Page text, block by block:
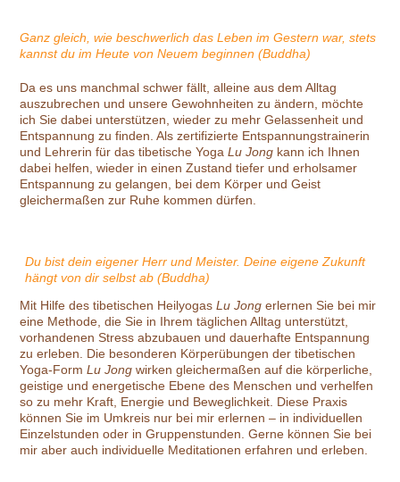
Ganz gleich, wie beschwerlich das Leben im Gestern war, stets
kannst du im Heute von Neuem beginnen (Buddha)
Da es uns manchmal schwer fällt, alleine aus dem Alltag
auszubrechen und unsere Gewohnheiten zu ändern, möchte
ich Sie dabei unterstützen, wieder zu mehr Gelassenheit und
Entspannung zu finden. Als zertifizierte Entspannungstrainerin
und Lehrerin für das tibetische YogaLu Jong kann ich Ihnen
dabei helfen, wieder in einen Zustand tiefer und erholsamer
Entspannung zu gelangen, bei dem Körper und Geist
gleichermaßen zur Ruhe kommen dürfen.
Du bist dein eigener Herr und Meister. Deine eigene Zukunft
hängt von dir selbst ab (Buddha)
Mit Hilfe des tibetischen HeilyogasLu Jong erlernen Sie bei mir
eine Methode, die Sie in Ihrem täglichen Alltag unterstützt,
vorhandenen Stress abzubauen und dauerhafte Entspannung
zu erleben. Die besonderen Körperübungen der tibetischen
Yoga-FormLu Jong wirken gleichermaßen auf die körperliche,
geistige und energetische Ebene des Menschen und verhelfen
so zu mehr Kraft, Energie und Beweglichkeit. Diese Praxis
können Sie im Umkreis nur bei mir erlernen – in individuellen
Einzelstunden oder in Gruppenstunden. Gerne können Sie bei
mir aber auch individuelle Meditationen erfahren und erleben.